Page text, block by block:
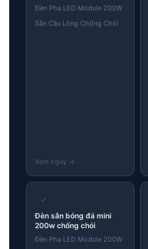
Đèn Pha LED Module 200W
Sân Cầu Lông Chống Chói
✓
Đèn sân bóng đá mini
200w chống chói
Đèn Pha LED Module 200W